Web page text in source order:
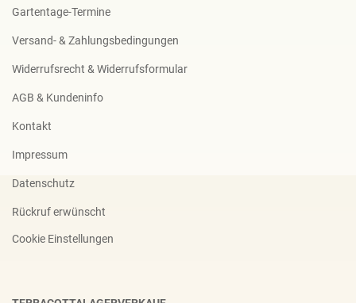
Gartentage-Termine
Versand- & Zahlungsbedingungen
Widerrufsrecht & Widerrufsformular
AGB & Kundeninfo
Kontakt
Impressum
Datenschutz
Rückruf erwünscht
Cookie Einstellungen